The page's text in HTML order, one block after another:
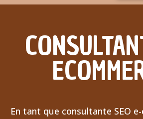
En tant que consultante SEO